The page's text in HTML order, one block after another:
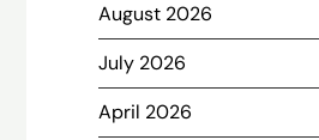
August 2026
July 2026
April 2026